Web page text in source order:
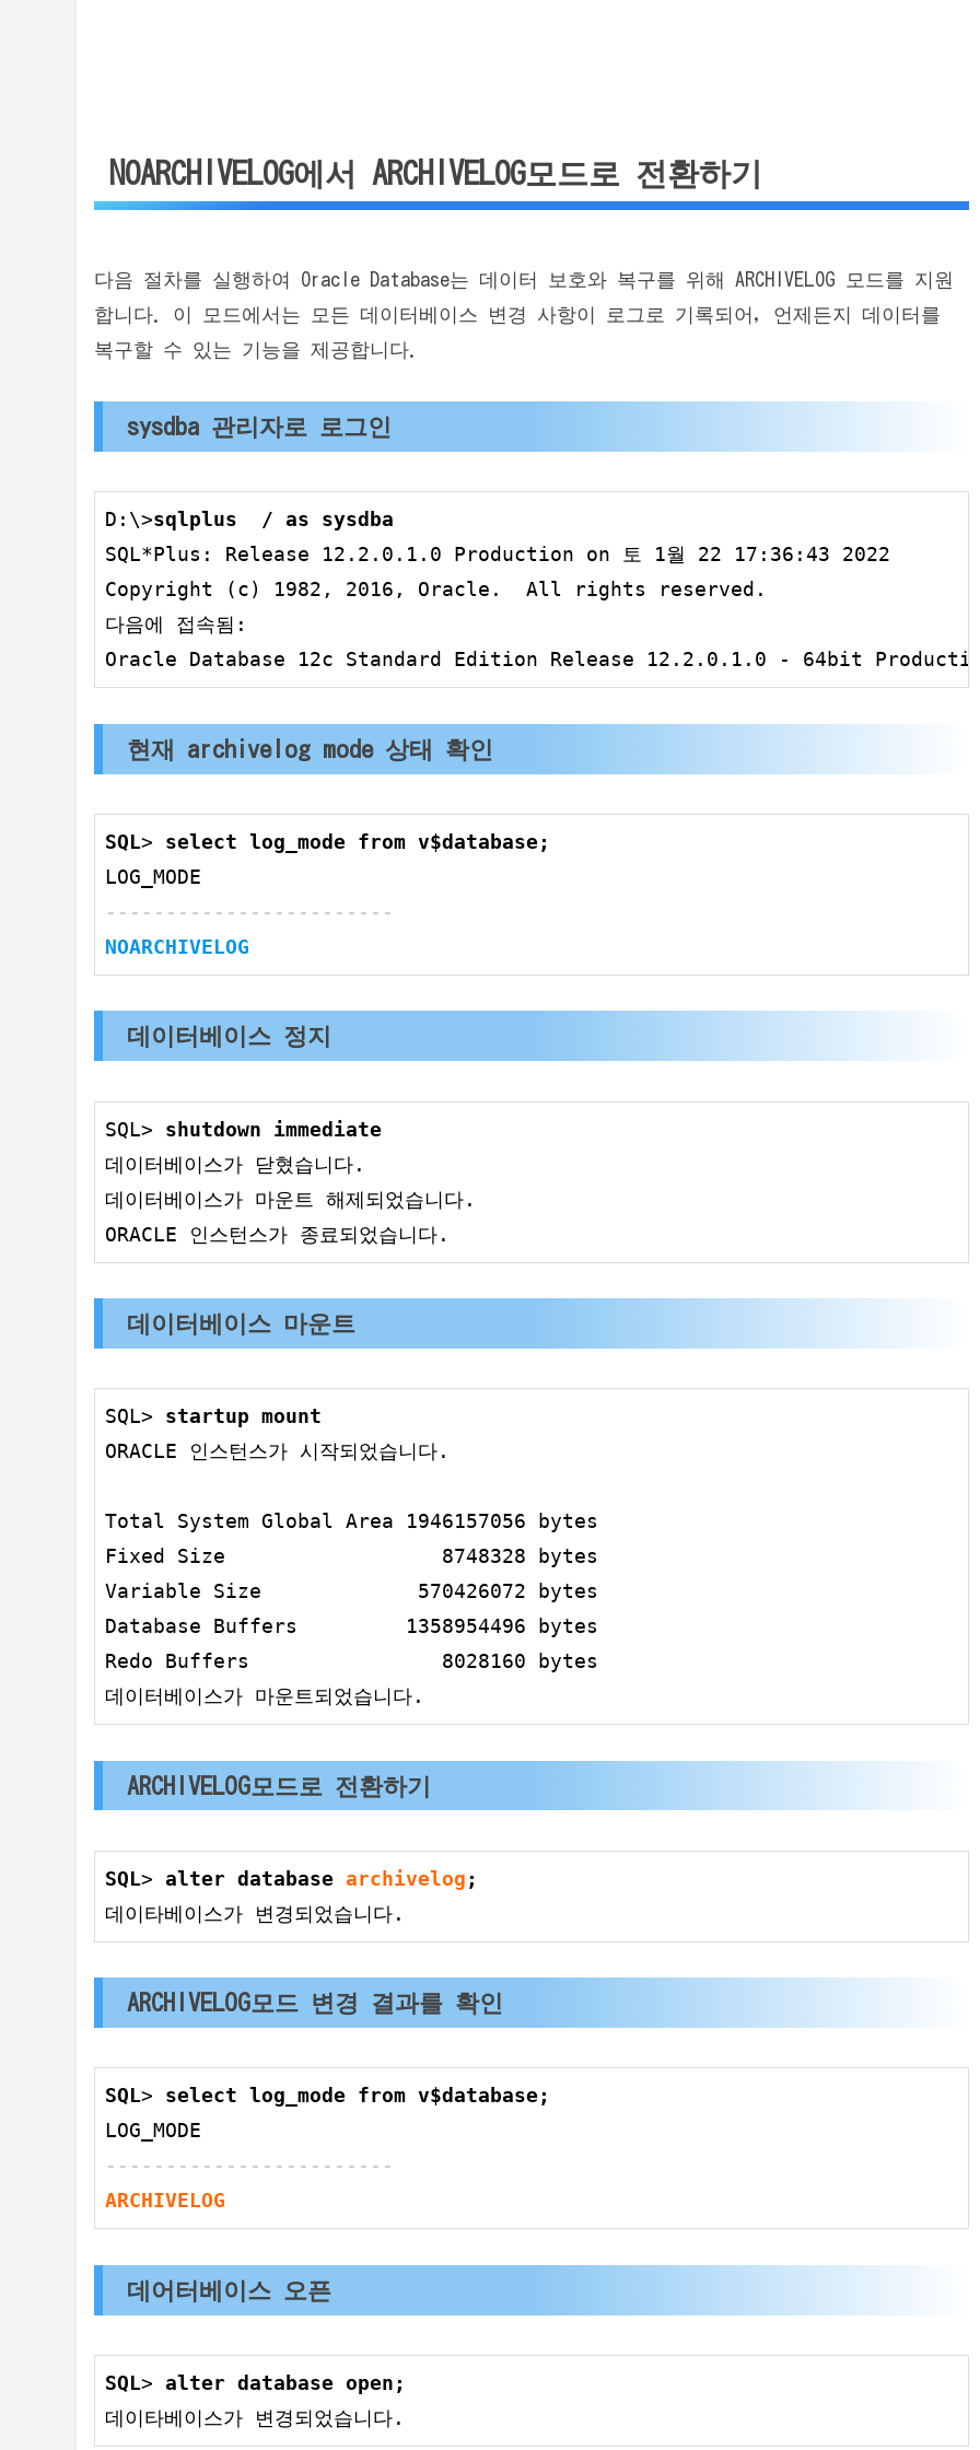
NOARCHIVELOG에서 ARCHIVELOG모드로 전환하기
다음 절차를 실행하여 Oracle Database는 데이터 보호와 복구를 위해 ARCHIVELOG 모드를 지원
합니다. 이 모드에서는 모든 데이터베이스 변경 사항이 로그로 기록되어, 언제든지 데이터를
복구할 수 있는 기능을 제공합니다.
sysdba 관리자로 로그인
D:\>
SQL*Plus: Release 12.2 .0 .1 .0 Production on 토 1월 22 17 : 36 :43
2022
Copyright (c) 1982 , 2016 , Oracle.  All rights reserved.
다음에 접속됨:
Oracle Database 12c Standard Edition Release 12.2 .0 .1 .0 - 64bit
현재 archivelog mode 상태 확인
SQL> select log_mode from v$database
------------------------
NOARCHIVELOG
데이터베이스 정지
SQL>
데이터베이스가 닫혔습니다.
데이터베이스가 마운트 해제되었습니다.
ORACLE 인스턴스가 종료되었습니다.
데이터베이스 마운트
SQL>
ORACLE 인스턴스가 시작되었습니다.
Total System Global Area 1946157056 bytes
Fixed Size                  8748328 bytes
Variable Size             570426072 bytes
Database Buffers         1358954496 bytes
Redo Buffers                8028160 bytes
데이터베이스가 마운트되었습니다.
ARCHIVELOG모드로 전환하기
SQL> alter database archivelog ;
데이타베이스가 변경되었습니다.
ARCHIVELOG모드 변경 결과를 확인
SQL> select log_mode from v$database;
------------------------
ARCHIVELOG
데어터베이스 오픈
SQL> alter database open ;
데이타베이스가 변경되었습니다.